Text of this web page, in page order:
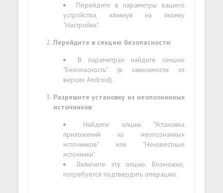
Перейдите в параметры вашего
устройства, кликнув на иконку
"Настройки".
Перейдите в секцию безопасности:
В параметрах найдите секцию
"Безопасность" (в зависимости от
версии Android).
Разрешите установку из неопознанных
источников:
Найдите опцию "Установка
приложений из неопознанных
источников" или "Неизвестные
источники".
Включите эту опцию. Возможно,
потребуется подтвердить операцию.